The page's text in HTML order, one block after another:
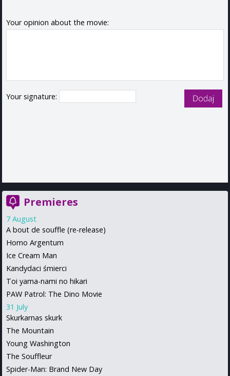
Your opinion about the movie:
Your signature:
Premieres
7 August
A bout de souffle (re-release)
Homo Argentum
Ice Cream Man
Kandydaci śmierci
Toi yama-nami no hikari
PAW Patrol: The Dino Movie
31 July
Skurkarnas skurk
The Mountain
Young Washington
The Souffleur
Spider-Man: Brand New Day